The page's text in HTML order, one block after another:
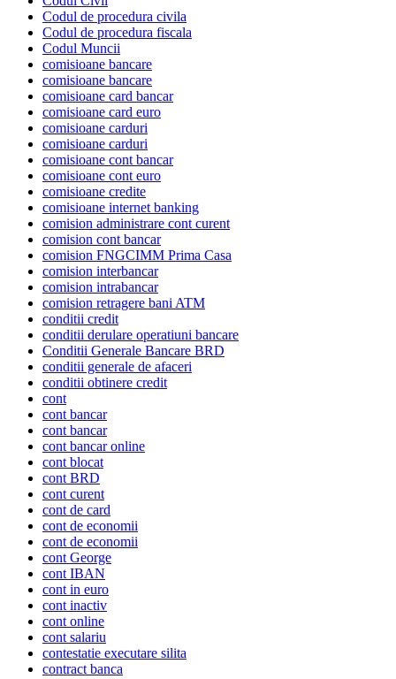
Codul de procedura civila
Codul de procedura fiscala
Codul Muncii
comisioane bancare
comisioane bancare
comisioane card bancar
comisioane card euro
comisioane carduri
comisioane carduri
comisioane cont bancar
comisioane cont euro
comisioane credite
comisioane internet banking
comision administrare cont curent
comision cont bancar
comision FNGCIMM Prima Casa
comision interbancar
comision intrabancar
comision retragere bani ATM
conditii credit
conditii derulare operatiuni bancare
Conditii Generale Bancare BRD
conditii generale de afaceri
conditii obtinere credit
cont
cont bancar
cont bancar
cont bancar online
cont blocat
cont BRD
cont curent
cont de card
cont de economii
cont de economii
cont George
cont IBAN
cont in euro
cont inactiv
cont online
cont salariu
contestatie executare silita
contract banca